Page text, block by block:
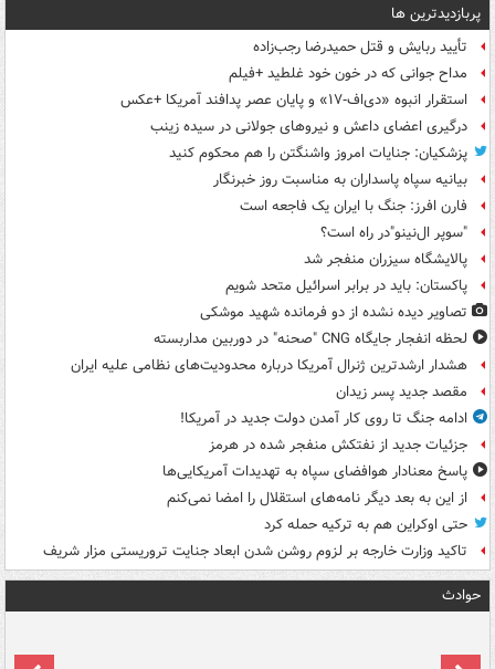
پربازدیدترین ها
تأیید ربایش و قتل حمیدرضا رجب‌زاده
مداح جوانی که در خون خود غلطید +فیلم
استقرار انبوه «دی‌اف‑۱۷» و پایان عصر پدافند آمریکا +عکس
درگیری اعضای داعش و نیروهای جولانی در سیده زینب
پزشکیان: جنایات امروز واشنگتن را هم محکوم کنید
بیانیه سپاه پاسداران به مناسبت روز خبرنگار
فارن افرز: جنگ با ایران یک فاجعه است
"سوپر ال‌نینو"در راه است؟
پالایشگاه سیزران منفجر شد
پاکستان: باید در برابر اسرائیل متحد شویم
تصاویر دیده‌ نشده از دو فرمانده شهید موشکی
لحظه انفجار جایگاه CNG "صحنه" در دوربین مداربسته
هشدار ارشدترین ژنرال آمریکا درباره محدودیت‌های نظامی علیه ایران
مقصد جدید پسر زیدان
ادامه جنگ تا روی کار آمدن دولت جدید در آمریکا!
جزئیات جدید از نفتکش منفجر شده در هرمز
پاسخ معنادار هوافضای سپاه به تهدیدات آمریکایی‌ها
از این به بعد دیگر نامه‌های استقلال را امضا نمی‌کنم
حتی اوکراین هم به ترکیه حمله کرد
تاکید وزارت خارجه بر لزوم روشن شدن ابعاد جنایت تروریستی مزار شریف
حوادث